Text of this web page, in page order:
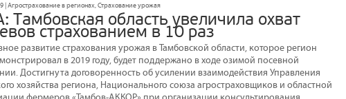
| Агрострахование в регионах, Страхование урожая
Тамбовская область увеличила охват
страхованием в 10 раз
развитие страхования урожая в Тамбовской области, которое регион
в 2019 году, будет поддержано в ходе озимой посевной
Достигнута договоренность об усилении взаимодействия Управления
хозяйства региона, Национального союза агростраховщиков и областной